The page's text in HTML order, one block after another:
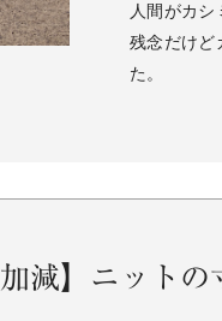
人間がカ
残念だけど
た。
減】ニットの